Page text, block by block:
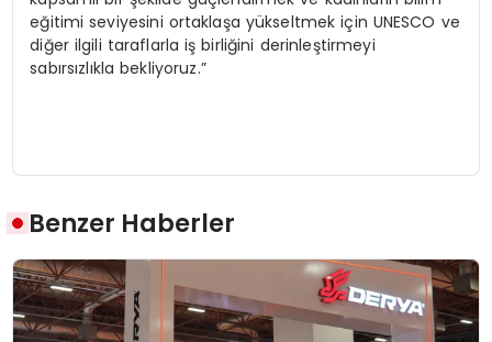
eğitimi seviyesini ortaklaşa yükseltmek için UNESCO ve
diğer ilgili taraflarla iş birliğini derinleştirmeyi
sabırsızlıkla bekliyoruz.”
Benzer Haberler